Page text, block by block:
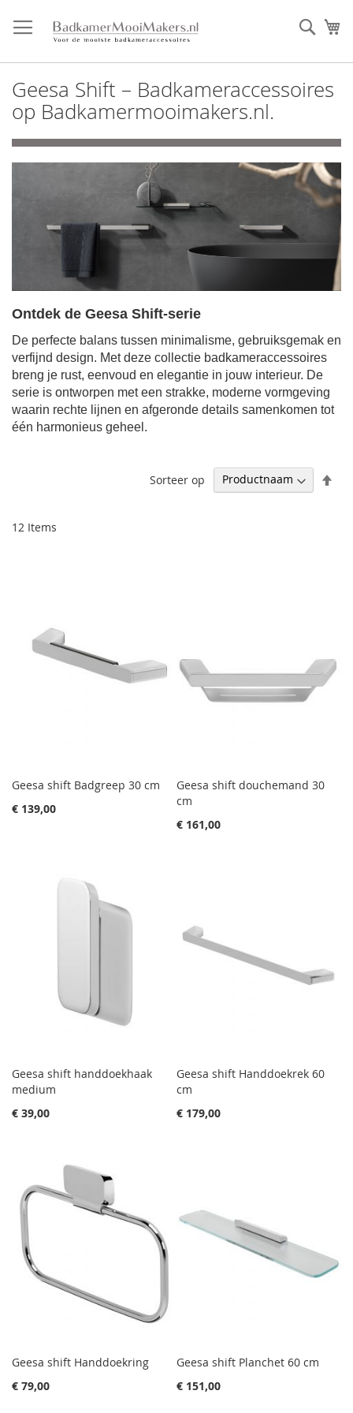
direct
door
inhoud
Geesa Shift – Badkameraccessoires
op Badkamermooimakers.nl.
Ontdek de Geesa Shift-serie
De perfecte balans tussen minimalisme, gebruiksgemak en
verfijnd design. Met deze collectie badkameraccessoires
breng je rust, eenvoud en elegantie in jouw interieur. De
serie is ontworpen met een strakke, moderne vormgeving
waarin rechte lijnen en afgeronde details samenkomen tot
één harmonieus geheel.
12 Items
Sorteer op
Geesa shift Badgreep 30 cm
€ 139,00
Geesa shift douchemand 30
cm
€ 161,00
Geesa shift handdoekhaak
medium
€ 39,00
Geesa shift Handdoekrek 60
cm
€ 179,00
Geesa shift Handdoekring
€ 79,00
Geesa shift Planchet 60 cm
€ 151,00